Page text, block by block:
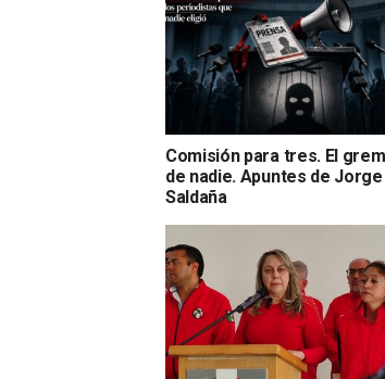
Comisión para tres. El
de nadie. Apuntes de Jorge
Saldaña